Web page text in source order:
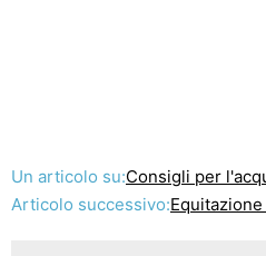
Un articolo su:Consigli per
Articolo successivo:Equitazione